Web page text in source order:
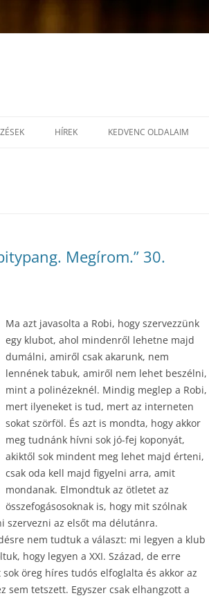
HÍREK KEDVENC OLDALAIM
Megírom.” 30.
Ma azt javasolta a Robi, hogy szervezzünk
egy klubot, ahol mindenről lehetne majd
dumálni, amiről csak akarunk, nem
lennének tabuk, amiről nem lehet beszélni,
mint a polinézeknél. Mindig meglep a Robi,
mert ilyeneket is tud, mert az interneten
sokat szörföl. És azt is mondta, hogy akkor
meg tudnánk hívni sok jó-fej koponyát,
akiktől sok mindent meg lehet majd érteni,
csak oda kell majd figyelni arra, amit
mondanak. Elmondtuk az ötletet az
összefogásosoknak is, hogy mit szólnak
szervezni az elsőt ma délutánra.
nem tudtuk a választ: mi legyen a klub
hogy legyen a XXI. Század, de erre
öreg híres tudós elfoglalta és akkor az
sem tetszett. Egyszer csak elhangzott a